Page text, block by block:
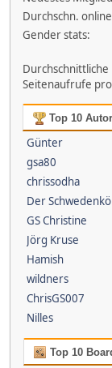
Durchschn.
Gender stats:
Durchschnittliche
Seitenaufrufe pro
Top 10
Günter
gsa80
chrissodha
Der
GS Christine
Jörg Kruse
Hamish
wildners
ChrisGS007
Nilles
Top 10